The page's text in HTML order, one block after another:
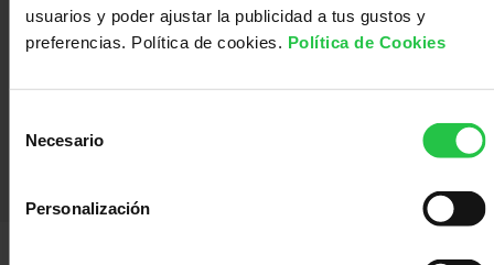
usuarios y poder ajustar la publicidad a tus gustos y
preferencias. Política de cookies. Política de Cookies
Necesario
Personalización
Para más información, accede a laweb de FORCE